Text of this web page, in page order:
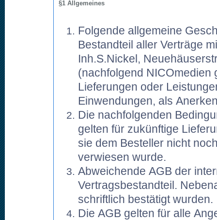
§1 Allgemeines
Folgende allgemeine
Bestandteil aller Verträge
Inh.S.Nickel,
(nachfolgend NICOmedien
Lieferungen oder
Einwendungen, als
Die nachfolgenden
gelten für zukünftige
sie dem Besteller nicht
verwiesen wurde.
Abweichende AGB der
Vertragsbestandteil.
schriftlich bestätigt wurden.
Die AGB gelten für alle